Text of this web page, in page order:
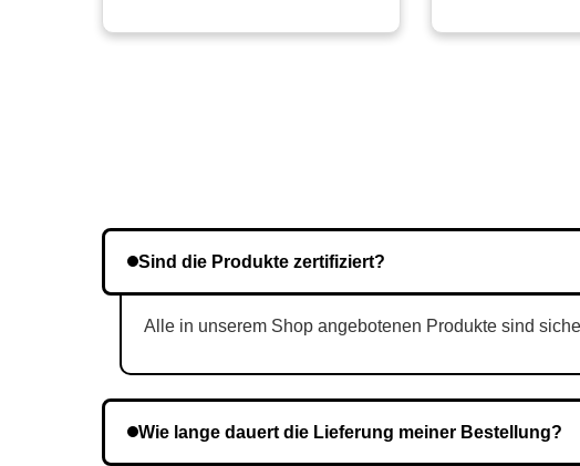
Sind die Produkte zertifiziert?
Alle in unserem Shop angebotenen Produkte sind
Wie lange dauert die Lieferung meiner Bestellung?